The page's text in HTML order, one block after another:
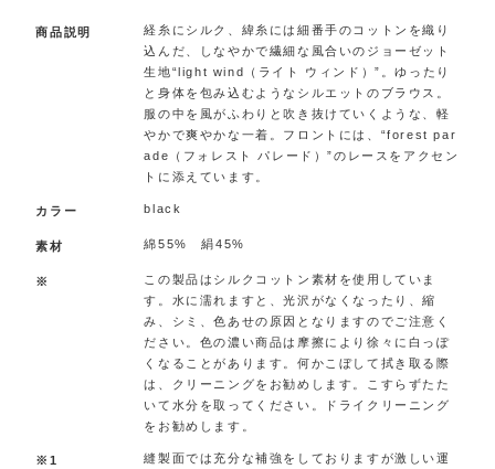
商品説明
経糸にシルク、緯糸には細番手のコットンを織り
込んだ、しなやかで繊細な風合いのジョーゼット
生地“light wind（ライト ウィンド）”。ゆったり
と身体を包み込むようなシルエットのブラウス。
服の中を風がふわりと吹き抜けていくような、軽
やかで爽やかな一着。フロントには、“forest par
ade（フォレスト パレード）”のレースをアクセン
トに添えています。
カラー black
素材 綿55% 絹45%
※
この製品はシルクコットン素材を使用していま
す。水に濡れますと、光沢がなくなったり、縮
み、シミ、色あせの原因となりますのでご注意く
ださい。色の濃い商品は摩擦により徐々に白っぽ
くなることがあります。何かこぼして拭き取る際
は、クリーニングをお勧めします。こすらずたた
いて水分を取ってください。ドライクリーニング
をお勧めします。
※1
縫製面では充分な補強をしておりますが激しい運